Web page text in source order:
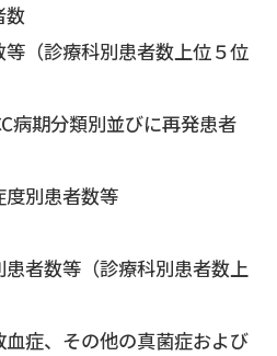
数
（診療科別患者数上位５位
病期分類別並びに再発患者
別患者数等
者数等（診療科別患者数上
症、その他の真菌症および